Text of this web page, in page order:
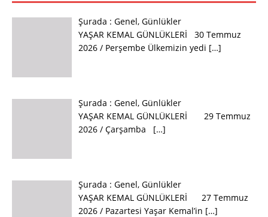
Şurada : Genel, Günlükler
YAŞAR KEMAL GÜNLÜKLERİ 30 Temmuz
2026 / Perşembe Ülkemizin yedi […]
Şurada : Genel, Günlükler
YAŞAR KEMAL GÜNLÜKLERİ 29 Temmuz
2026 / Çarşamba […]
Şurada : Genel, Günlükler
YAŞAR KEMAL GÜNLÜKLERİ 27 Temmuz
2026 / Pazartesi Yaşar Kemal’in […]